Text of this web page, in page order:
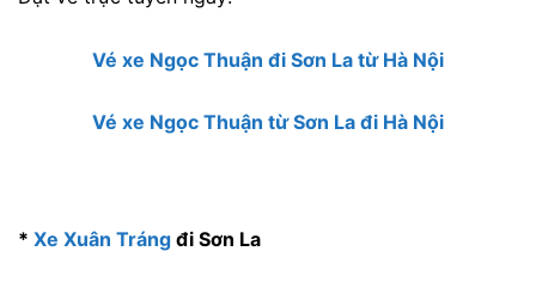
Vé xe Ngọc Thuận đi Sơn La từ Hà Nội
Vé xe Ngọc Thuận từ Sơn La đi Hà Nội
* Xe Xuân Tráng đi Sơn La